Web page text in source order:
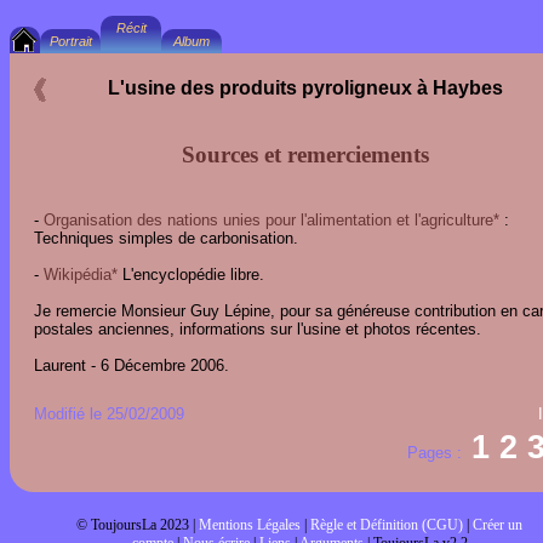
L'usine des produits pyroligneux à Haybes
Sources et remerciements
- Organisation des nations unies pour l'alimentation et l'agriculture* :
Techniques simples de carbonisation.
- Wikipédia* L'encyclopédie libre.
Je remercie Monsieur Guy Lépine, pour sa généreuse contribution en
postales anciennes, informations sur l'usine et photos récentes.
Laurent - 6 Décembre 2006.
Modifié le 25/02/2009
Pages : 1 2
© ToujoursLa 2023 | Mentions Légales Règle et Définition (CGU) Créer un